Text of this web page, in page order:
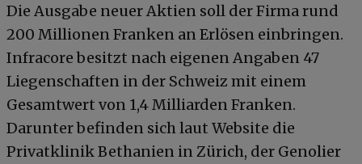
Die Ausgabe neuer Aktien soll der Firma rund
200 Millionen Franken an Erlösen einbringen.
Infracore besitzt nach eigenen Angaben 47
Liegenschaften in der Schweiz mit einem
Gesamtwert von 1,4 Milliarden Franken.
Darunter befinden sich laut Website die
Privatklinik Bethanien in Zürich, der Genolier